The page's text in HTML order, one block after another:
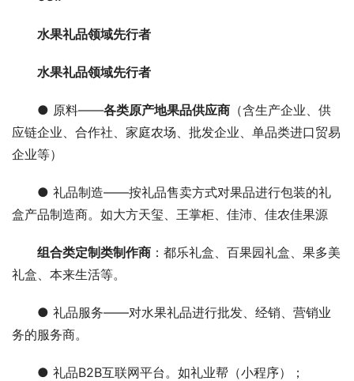
水果礼品领域先行者
水果礼品领域先行者
● 原料——各类原产地果品供应商 （含生产企业、供
应链企业、合作社、家庭农场、批发企业、单品类进口贸易
企业等）
● 礼品制造——按礼品售卖方式对果品进行包装的礼
盒产品制造商。如大方天玺、王掌柜、佳沛、佳农佳果源
组合类定制类制作商 ：都乐礼盒、百果园礼盒、果多美
礼盒、本来生活等。
● 礼品服务——对水果礼品进行批发、经销、营销业
务的服务商。
● 礼品B2B互联网平台。如礼业帮（小程序）；